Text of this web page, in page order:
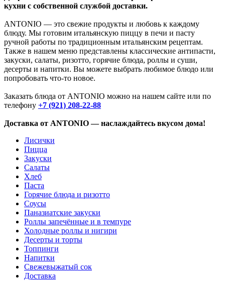
кухни с собственной службой доставки.
ANTONIO — это свежие продукты и любовь к каждому
блюду. Мы готовим итальянскую пиццу в печи и пасту
ручной работы по традиционным итальянским рецептам.
Также в нашем меню представлены классические антипасти,
закуски, салаты, ризотто, горячие блюда, роллы и суши,
десерты и напитки. Вы можете выбрать любимое блюдо или
попробовать что-то новое.
Заказать блюда от ANTONIO можно на нашем сайте или по
телефону +7 (921) 208-22-88
Доставка от ANTONIO — наслаждайтесь вкусом дома!
Лисички
Пицца
Закуски
Салаты
Хлеб
Паста
Горячие блюда и ризотто
Соусы
Паназиатские закуски
Роллы запечённые и в темпуре
Холодные роллы и нигири
Десерты и торты
Топпинги
Напитки
Свежевыжатый сок
Доставка